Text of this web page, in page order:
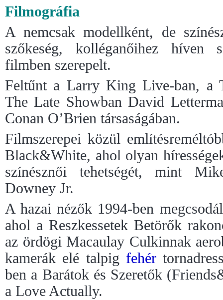
Filmográfia
A nemcsak modellként, de
szőkeség, kolléganőihez híven
filmben szerepelt.
Feltűnt a Larry King Live-ban, a
The Late Showban David
Conan O’Brien társaságában.
Filmszerepei közül
Black&White, ahol olyan
színésznői tehetségét, mint
Downey Jr.
A hazai nézők 1994-ben
ahol a Reszkessetek Betörők
az ördögi Macaulay Culkinnak
kamerák elé talpig fehér
ben a Barátok és Szeretők
a Love Actually.